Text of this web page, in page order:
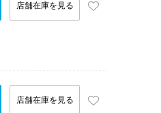
店舗在庫を見る
店舗在庫を見る